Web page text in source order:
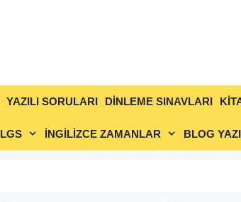
YAZILI SORULARI DİNLEME SINAVLARI
LGS İNGİLİZCE ZAMANLAR BLOG